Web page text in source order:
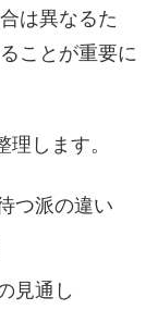
は異なるた
ことが重要に
します。
つ派の違い
見通し